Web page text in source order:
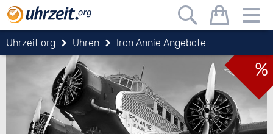
Uhrzeit.org Uhren Iron Annie Angebote
%